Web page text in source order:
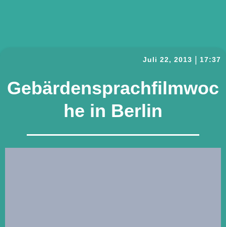
Juli 22, 2013 17:37
Gebärdensprachfilmwoc
he in Berlin